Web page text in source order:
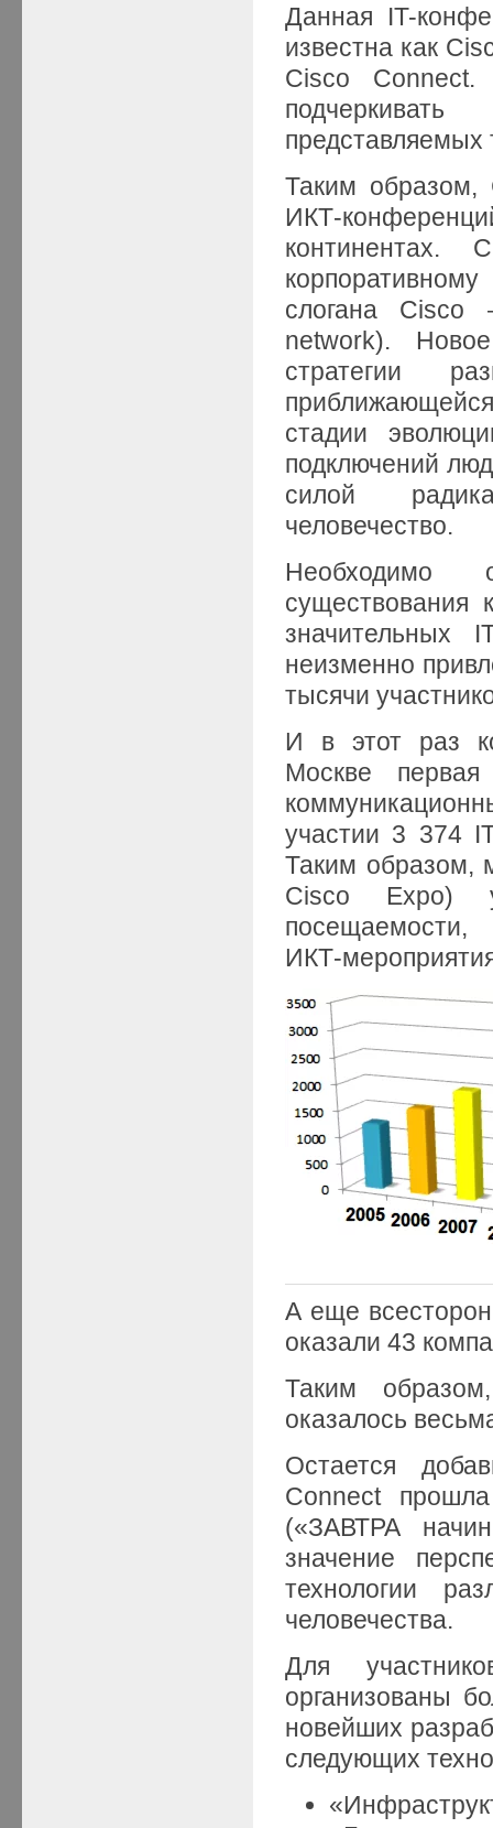
Данная IT-
известна как
Cisco Connect.
Таким образом,
ИКТ-
континентах.
слогана Cisco
network).
стратегии
стадии
подключений
силой
человечество.
значительных
неизменно
тысячи
И в этот раз
Москве
участии 3 374
Таким образом,
Cisco Expo)
посещаемости,
ИКТ-
А еще
оказали 43
Таким
оказалось
Остается
Connect
(«ЗАВТРА
значение
технологии
человечества.
Для
организованы
новейших
следующих